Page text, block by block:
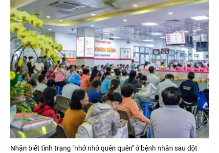
Nhận biết tình trạng "nhớ nhớ quên quên" ở bệnh nhân sau đột